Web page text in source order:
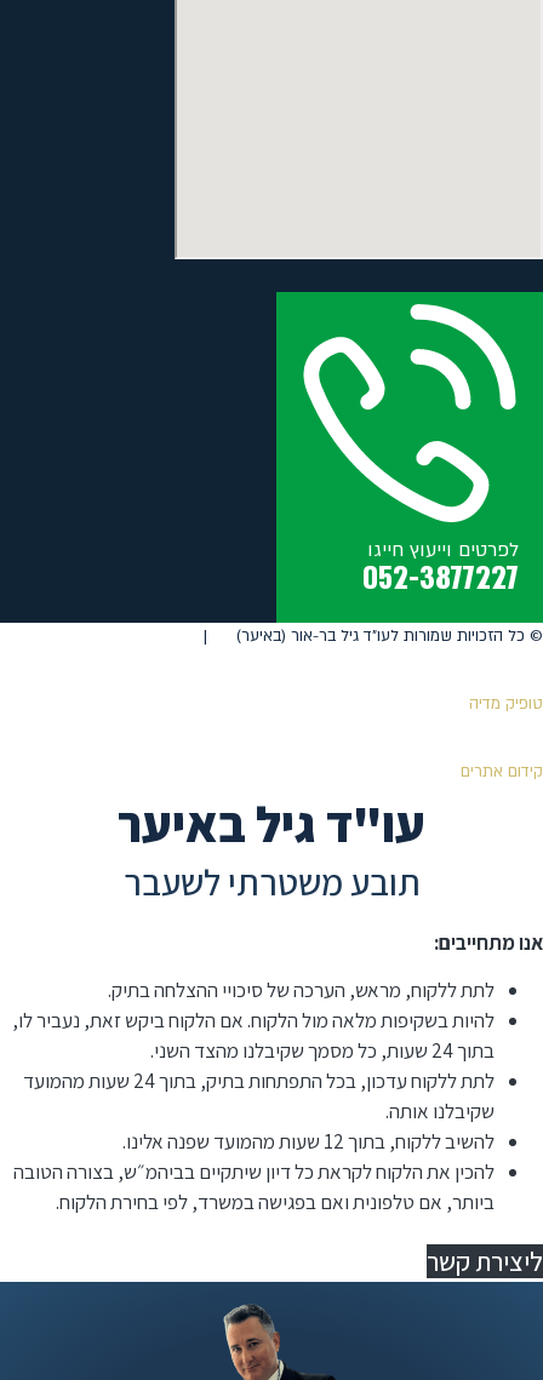
לפרטים וייעוץ חייגו
052-3877227
©️ כל הזכויות שמורות לעו"ד גיל בר-אור (באיער) |
טופיק מדיה
קידום אתרים
עו"ד גיל באיער
תובע משטרתי לשעבר
אנו מתחייבים:
לתת ללקוח, מראש, הערכה של סיכויי ההצלחה בתיק.
להיות בשקיפות מלאה מול הלקוח. אם הלקוח ביקש זאת, נעביר לו,
בתוך 24 שעות, כל מסמך שקיבלנו מהצד השני.
לתת ללקוח עדכון, בכל התפתחות בתיק, בתוך 24 שעות מהמועד
שקיבלנו אותה.
להשיב ללקוח, בתוך 12 שעות מהמועד שפנה אלינו.
⁠להכין את הלקוח לקראת כל דיון שיתקיים בביהמ״ש, בצורה הטובה
ביותר, אם טלפונית ואם בפגישה במשרד, לפי בחירת הלקוח.
ליצירת קשר